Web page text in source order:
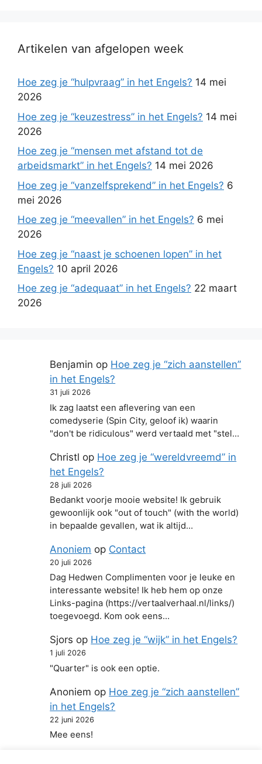
Artikelen van afgelopen week
Hoe zeg je “hulpvraag” in het Engels? 14 mei
2026
Hoe zeg je “keuzestress” in het Engels? 14 mei
2026
Hoe zeg je “mensen met afstand tot de
arbeidsmarkt” in het Engels? 14 mei 2026
Hoe zeg je “vanzelfsprekend” in het Engels? 6
mei 2026
Hoe zeg je “meevallen” in het Engels? 6 mei
2026
Hoe zeg je “naast je schoenen lopen” in het
Engels? 10 april 2026
Hoe zeg je “adequaat” in het Engels? 22 maart
2026
Benjamin op Hoe zeg je “zich aanstellen”
in het Engels?
31 juli 2026
Ik zag laatst een aflevering van een
comedyserie (Spin City, geloof ik) waarin
"don't be ridiculous" werd vertaald met "stel…
Christl op Hoe zeg je “wereldvreemd” in
het Engels?
28 juli 2026
Bedankt voorje mooie website! Ik gebruik
gewoonlijk ook "out of touch" (with the world)
in bepaalde gevallen, wat ik altijd…
Anoniem op Contact
20 juli 2026
Dag Hedwen Complimenten voor je leuke en
interessante website! Ik heb hem op onze
Links-pagina (https://vertaalverhaal.nl/links/)
toegevoegd. Kom ook eens…
Sjors op Hoe zeg je “wijk” in het Engels?
1 juli 2026
"Quarter" is ook een optie.
Anoniem op Hoe zeg je “zich aanstellen”
in het Engels?
22 juni 2026
Mee eens!